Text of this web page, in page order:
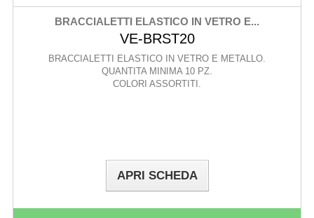
BRACCIALETTI ELASTICO IN VETRO E...
VE-BRST20
BRACCIALETTI ELASTICO IN VETRO E METALLO.
QUANTITA MINIMA 10 PZ.
COLORI ASSORTITI.
APRI SCHEDA